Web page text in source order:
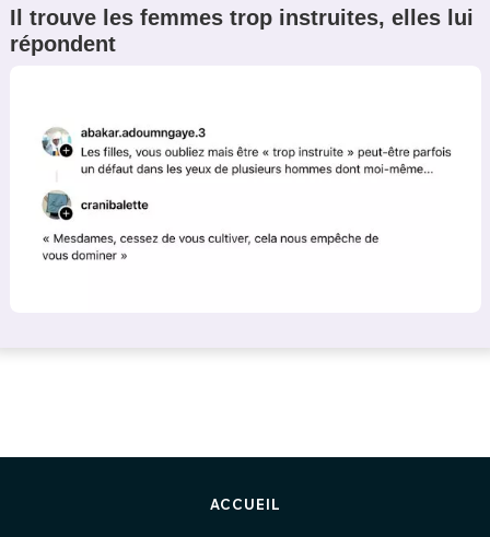
Il trouve les femmes trop instruites, elles lui
répondent
ACCUEIL